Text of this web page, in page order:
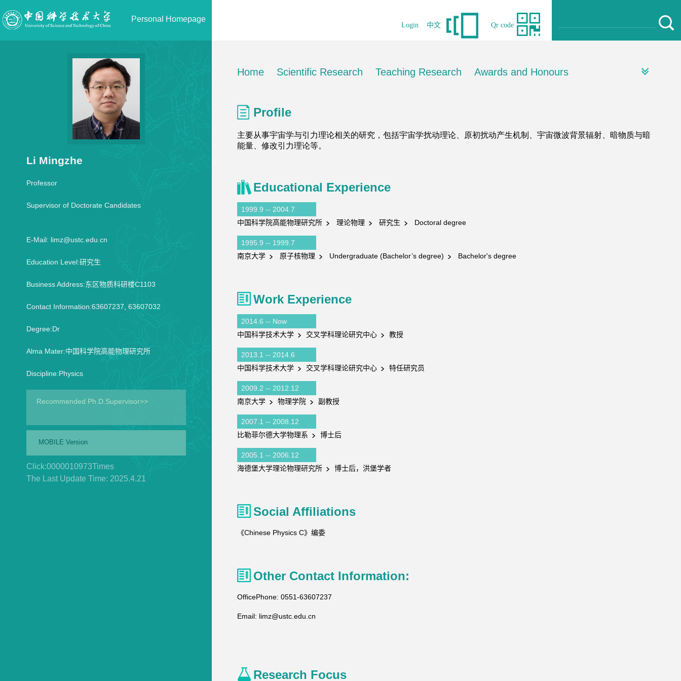
Personal Homepage
Qr code
Login 中文
Li Mingzhe
Professor
Supervisor of Doctorate Candidates
E-Mail: limz@ustc.edu.cn
Education Level:研究生
Business Address:东区物质科研楼C1103
Contact Information:63607237, 63607032
Degree:Dr
Alma Mater:中国科学院高能物理研究所
Discipline:Physics
Recommended Ph.D.Supervisor>>
MOBILE Version
Click:0000010973Times
The Last Update Time: 2025.4.21
Home Scientific Research Teaching Research Awards and Honours
Profile
Educational Experience
1999.9 -- 2004.7
中国科学院高能物理研究所
理论物理 研究生 Doctoral degree
1995.9 -- 1999.7
南京大学
原子核物理 Undergraduate (Bachelor’s degree) Bachelor's degree
Work Experience
2014.6 -- Now
中国科学技术大学
交叉学科理论研究中心 教授
2013.1 -- 2014.6
中国科学技术大学
交叉学科理论研究中心 特任研究员
2009.2 -- 2012.12
南京大学
物理学院 副教授
2007.1 -- 2008.12
比勒菲尔德大学物理系
博士后
2005.1 -- 2006.12
海德堡大学理论物理研究所
博士后，洪堡学者
Social Affiliations
《Chinese Physics C》编委
Other Contact Information:
OfficePhone: 0551-63607237
Email: limz@ustc.edu.cn
Research Focus